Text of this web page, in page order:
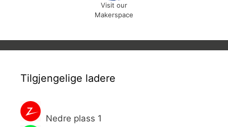
Visit our
Makerspace
Tilgjengelige ladere
Nedre plass 1